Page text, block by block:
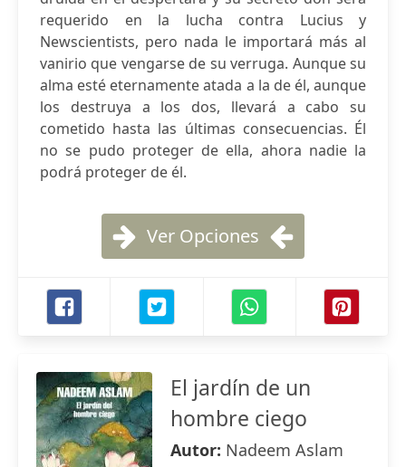
requerido en la lucha contra Lucius y
Newscientists, pero nada le importará más al
vanirio que vengarse de su verruga. Aunque su
alma esté eternamente atada a la de él, aunque
los destruya a los dos, llevará a cabo su
cometido hasta las últimas consecuencias. Él
no se pudo proteger de ella, ahora nadie la
podrá proteger de él.
Ver Opciones
El jardín de un
hombre ciego
Autor: Nadeem Aslam